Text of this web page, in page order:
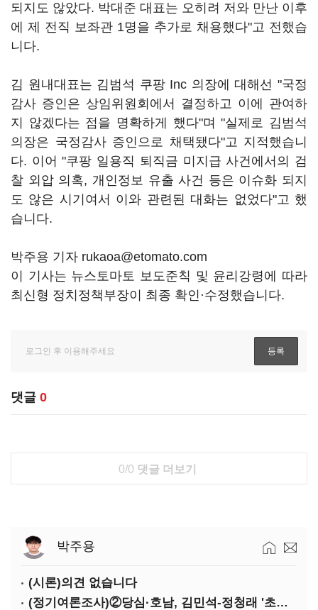
되지도 않았다. 박대준 대표는 오히려 저와 만난 이후
에 제 전직 보좌관 1명을 추가로 채용했다"고 전했습
니다.
김 원내대표는 김범석 쿠팡 Inc 의장에 대해선 "국정
감사 증인은 상임위원회에서 결정하고 이에 관여하
지 않겠다는 점을 명확하게 했다"며 "실제로 김범석
의장은 국정감사 증인으로 채택됐다"고 지적했습니
다. 이어 "쿠팡 일용직 퇴직금 미지급 사건에서의 검
찰 외압 의혹, 개인정보 유출 사건 등은 이슈화 되지
도 않은 시기여서 이와 관련된 대화는 없었다"고 했
습니다.
박주용 기자 rukaoa@etomato.com
이 기사는 뉴스토마토 보도준칙 및 윤리강령에 따라
최신형 정치정책부장이 최종 확인·수정했습니다.
댓글 0
0/0 댓글 더보기
박주용
(시론)의견 없습니다
(정기여론조사)②당심·호남, 김민석-정청래 '초접전'